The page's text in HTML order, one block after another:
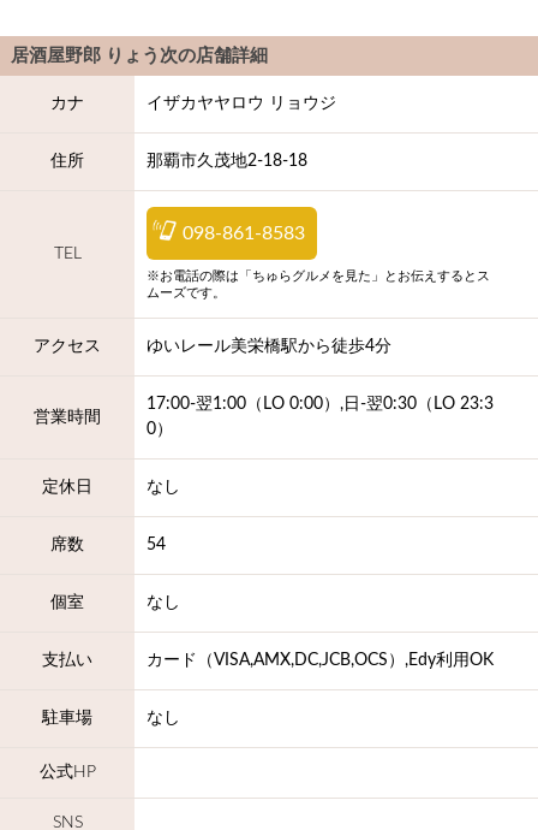
居酒屋野郎 りょう次の店舗詳細
カナ イザカヤヤロウ リョウジ
住所 那覇市久茂地2-18-18
TEL
098-861-8583
※お電話の際は「ちゅらグルメを見た」とお伝えするとス
ムーズです。
アクセス ゆいレール美栄橋駅から徒歩4分
営業時間
17:00-翌1:00（LO 0:00）,日-翌0:30（LO 23:3
0）
定休日 なし
席数 54
個室 なし
支払い カード（VISA,AMX,DC,JCB,OCS）,Edy利用OK
駐車場 なし
公式HP
SNS